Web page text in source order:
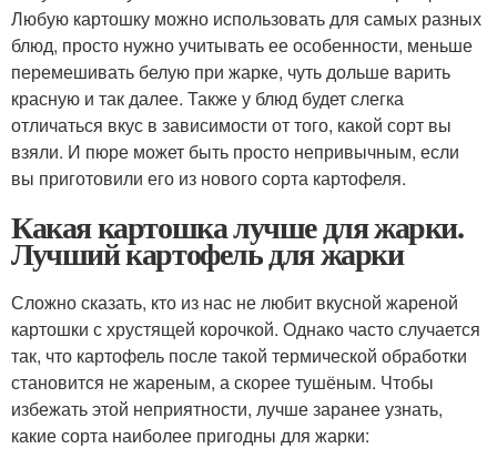
Любую картошку можно использовать для самых разных
блюд, просто нужно учитывать ее особенности, меньше
перемешивать белую при жарке, чуть дольше варить
красную и так далее. Также у блюд будет слегка
отличаться вкус в зависимости от того, какой сорт вы
взяли. И пюре может быть просто непривычным, если
вы приготовили его из нового сорта картофеля.
Какая картошка лучше для жарки.
Лучший картофель для жарки
Сложно сказать, кто из нас не любит вкусной жареной
картошки с хрустящей корочкой. Однако часто случается
так, что картофель после такой термической обработки
становится не жареным, а скорее тушёным. Чтобы
избежать этой неприятности, лучше заранее узнать,
какие сорта наиболее пригодны для жарки: